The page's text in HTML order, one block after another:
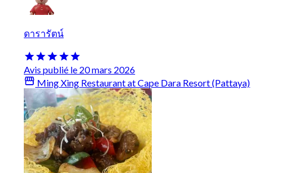
ดารารัตน์
Avis publié le 20 mars 2026
Ming Xing Restaurant at Cape Dara Resort (Pattaya)